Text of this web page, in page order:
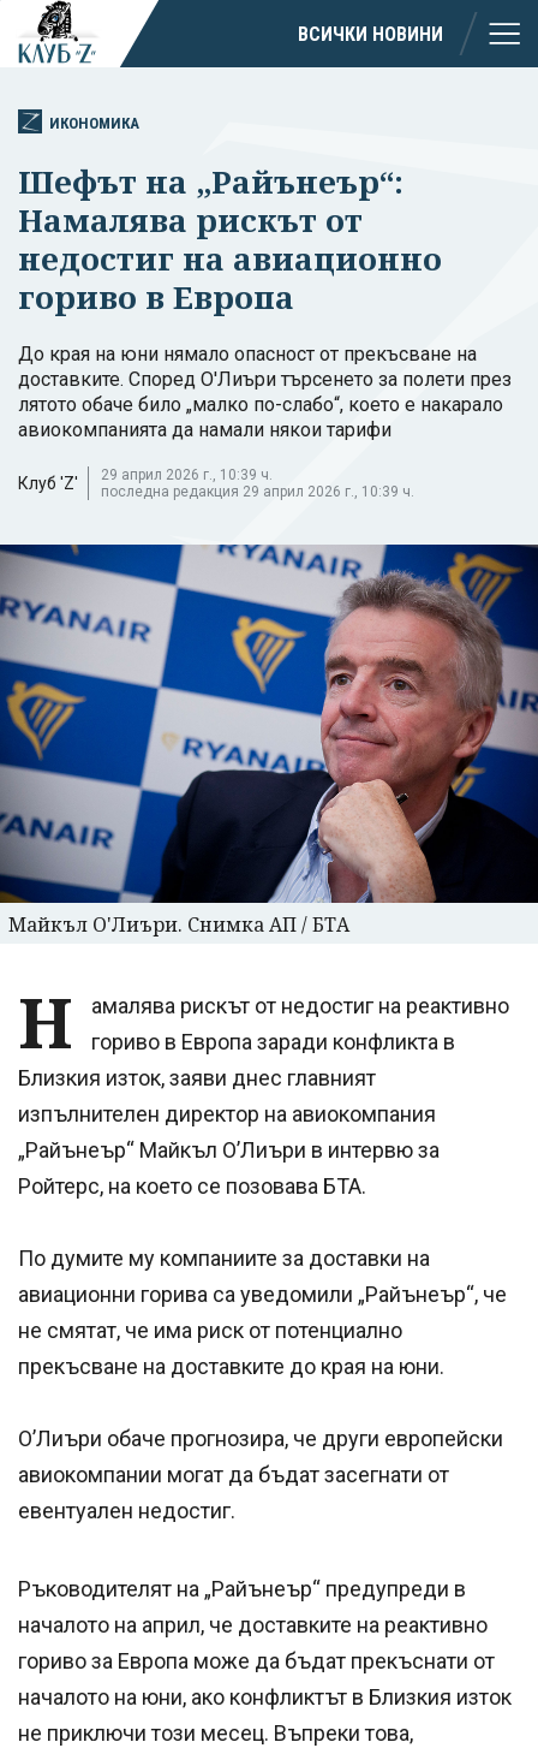
ВСИЧКИ НОВИНИ
ИКОНОМИКА
Шефът на „Райънеър“:
Намалява рискът от
недостиг на авиационно
гориво в Европа
До края на юни нямало опасност от прекъсване на
доставките. Според О'Лиъри търсенето за полети през
лятото обаче било „малко по-слабо“, което е накарало
авиокомпанията да намали някои тарифи
Клуб 'Z'
29 април 2026 г., 10:39 ч.
последна редакция 29 април 2026 г., 10:39 ч.
Майкъл О'Лиъри. Снимка АП / БТА
Н
амалява рискът от недостиг на реактивно
гориво в Европа заради конфликта в
Близкия изток, заяви днес главният
изпълнителен директор на авиокомпания
„Райънеър“ Майкъл О’Лиъри в интервю за
Ройтерс, на което се позовава БТА.
По думите му компаниите за доставки на
авиационни горива са уведомили „Райънеър“, че
не смятат, че има риск от потенциално
прекъсване на доставките до края на юни.
О’Лиъри обаче прогнозира, че други европейски
авиокомпании могат да бъдат засегнати от
евентуален недостиг.
Ръководителят на „Райънеър“ предупреди в
началото на април, че доставките на реактивно
гориво за Европа може да бъдат прекъснати от
началото на юни, ако конфликтът в Близкия изток
не приключи този месец. Въпреки това,